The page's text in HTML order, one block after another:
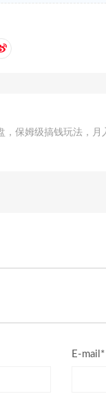
保姆级搞钱玩法，月
E-mail*